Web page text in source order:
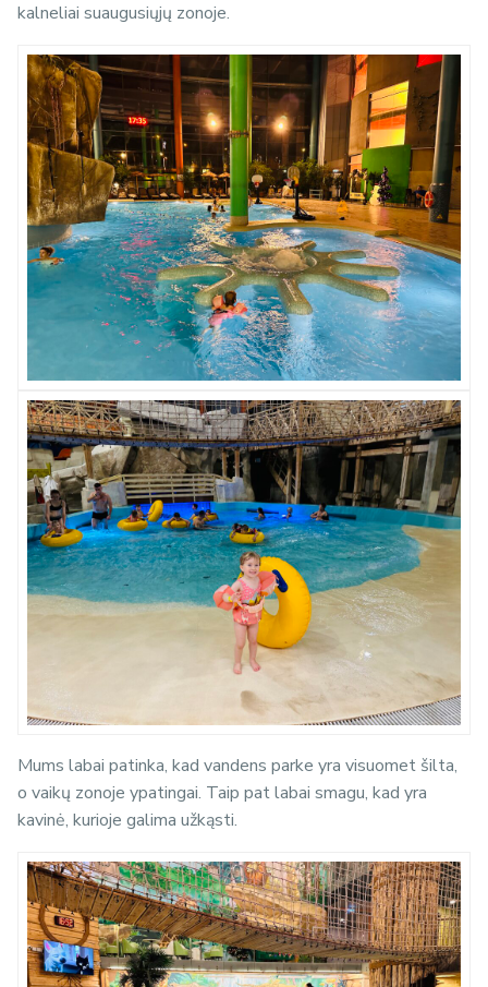
kalneliai suaugusiųjų zonoje.
Mums labai patinka, kad vandens parke yra visuomet šilta,
o vaikų zonoje ypatingai. Taip pat labai smagu, kad yra
kavinė, kurioje galima užkąsti.